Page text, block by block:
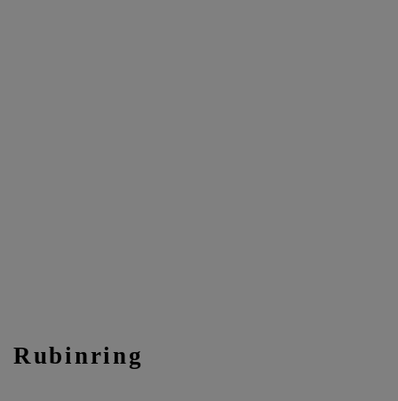
Rubinring